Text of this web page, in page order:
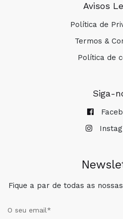
Avisos
Política de
Termos &
Política de
Siga-
Fique a par de todas as